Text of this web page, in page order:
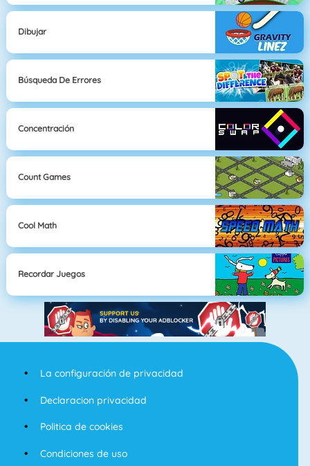
Dibujar
Búsqueda De Errores
Concentración
Count Games
Cool Math
Recordar Juegos
La configuración de privacidad
Declaracion privacidad
Politica de cookies
Condiciones de uso